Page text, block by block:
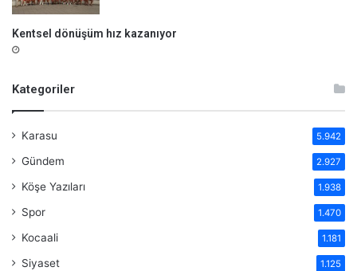
Kentsel dönüşüm hız kazanıyor
Kategoriler
Karasu 5.942
Gündem 2.927
Köşe Yazıları 1.938
Spor 1.470
Kocaali 1.181
Siyaset 1.125